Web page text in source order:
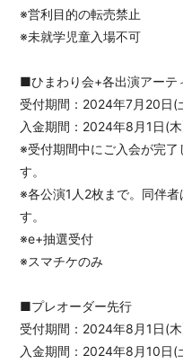
※営利目的の転売禁止
※未就学児童入場不可
■ひまわり会+各出演アーテ
受付期間：2024年7月20日
入金期間：2024年8月1日(
※受付期間中にご入会が完
す。
※各公演1人2枚まで。同伴
す。
※e+抽選受付
※スマチケのみ
■プレオーダー先行
受付期間：2024年8月1日(
入金期間：2024年8月10日